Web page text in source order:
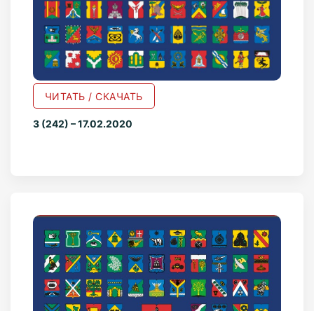
ЧИТАТЬ / СКАЧАТЬ
3 (242) – 17.02.2020